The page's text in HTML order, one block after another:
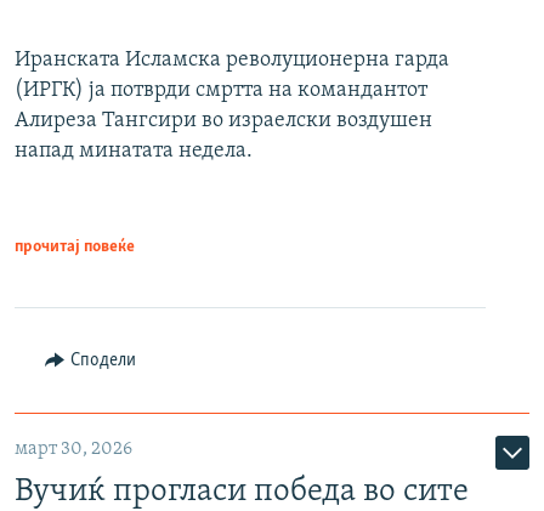
Иранската Исламска револуционерна гарда
(ИРГК) ја потврди смртта на командантот
Алиреза Тангсири во израелски воздушен
напад минатата недела.
прочитај повеќе
Сподели
март 30, 2026
Вучиќ прогласи победа во сите